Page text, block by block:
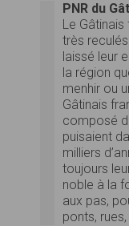
PNR du
Le
très
laissé leur
la région
menhir ou
Gâtinais
composé
puisaient
milliers
toujours
noble à la
aux pas,
ponts,